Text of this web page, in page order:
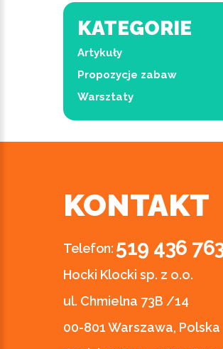
KATEGORIE
Artykuły
Propozycje zabaw
Warsztaty
KONTAKT
Telefon: 519 436
Hocki Klocki sp. z o.o.
ul. Chmielna 73B /14
00-801 Warszawa, Polska